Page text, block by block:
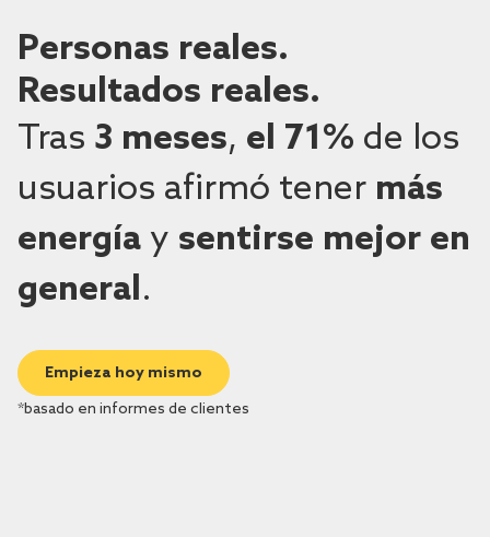
Personas reales.
Resultados reales.
Tras 3 meses, el 71% de los
usuarios afirmó tener más
energía y sentirse mejor en
general.
Empieza hoy mismo
*basado en informes de clientes